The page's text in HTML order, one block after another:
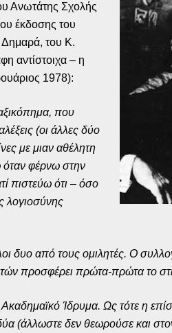
Ανωτάτης Σχολής
έκδοσης του
Δημαρά, του Κ.
αντίστοιχα – η
1978):
που
(οι άλλες δύο
με μιαν αθέλητη
όταν φέρνω στην
πιστεύω ότι – όσο
λογιοσύνης
δυο από τους ομιλητές. Ο
προσφέρει πρώτα-πρώτα το
Ακαδημαϊκό Ίδρυμα. Ως τότε η
(άλλωστε δεν θεωρούσε και